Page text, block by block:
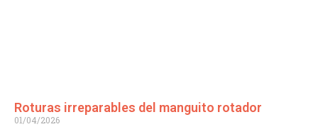
Roturas irreparables del manguito rotador
01/04/2026